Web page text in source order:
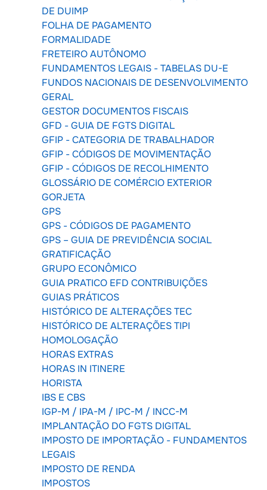
DE DUIMP
FOLHA DE PAGAMENTO
FORMALIDADE
FRETEIRO AUTÔNOMO
FUNDAMENTOS LEGAIS - TABELAS DU-E
FUNDOS NACIONAIS DE DESENVOLVIMENTO
GERAL
GESTOR DOCUMENTOS FISCAIS
GFD - GUIA DE FGTS DIGITAL
GFIP - CATEGORIA DE TRABALHADOR
GFIP - CÓDIGOS DE MOVIMENTAÇÃO
GFIP - CÓDIGOS DE RECOLHIMENTO
GLOSSÁRIO DE COMÉRCIO EXTERIOR
GORJETA
GPS
GPS - CÓDIGOS DE PAGAMENTO
GPS – GUIA DE PREVIDÊNCIA SOCIAL
GRATIFICAÇÃO
GRUPO ECONÔMICO
GUIA PRATICO EFD CONTRIBUIÇÕES
GUIAS PRÁTICOS
HISTÓRICO DE ALTERAÇÕES TEC
HISTÓRICO DE ALTERAÇÕES TIPI
HOMOLOGAÇÃO
HORAS EXTRAS
HORAS IN ITINERE
HORISTA
IBS E CBS
IGP-M / IPA-M / IPC-M / INCC-M
IMPLANTAÇÃO DO FGTS DIGITAL
IMPOSTO DE IMPORTAÇÃO - FUNDAMENTOS
LEGAIS
IMPOSTO DE RENDA
IMPOSTOS